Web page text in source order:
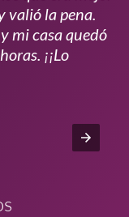
valió la pena.
mi casa quedó
¡¡Lo